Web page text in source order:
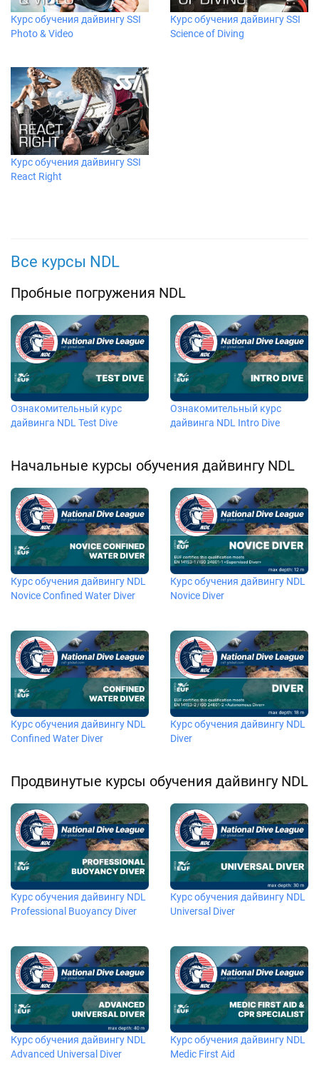
Курс обучения дайвингу SSI
Photo & Video
Курс обучения дайвингу SSI
Science of Diving
Курс обучения дайвингу SSI
React Right
Все курсы NDL
Пробные погружения NDL
Ознакомительный курс
дайвинга NDL Test Dive
Ознакомительный курс
дайвинга NDL Intro Dive
Начальные курсы обучения дайвингу NDL
Курс обучения дайвингу NDL
Novice Confined Water Diver
Курс обучения дайвингу NDL
Novice Diver
Курс обучения дайвингу NDL
Confined Water Diver
Курс обучения дайвингу NDL
Diver
Продвинутые курсы обучения дайвингу NDL
Курс обучения дайвингу NDL
Professional Buoyancy Diver
Курс обучения дайвингу NDL
Universal Diver
Курс обучения дайвингу NDL
Advanced Universal Diver
Курс обучения дайвингу NDL
Medic First Aid